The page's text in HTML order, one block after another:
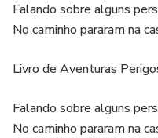
Falando sobre alguns
No caminho pararam na
Livro de Aventuras
Falando sobre alguns
No caminho pararam na